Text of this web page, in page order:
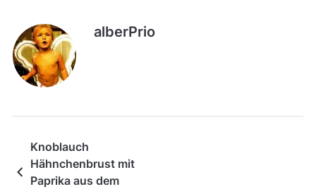
alberPrio
Knoblauch
Hähnchenbrust mit
Paprika aus dem